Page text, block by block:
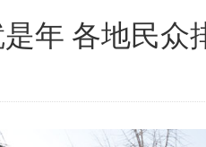
年 各地民众